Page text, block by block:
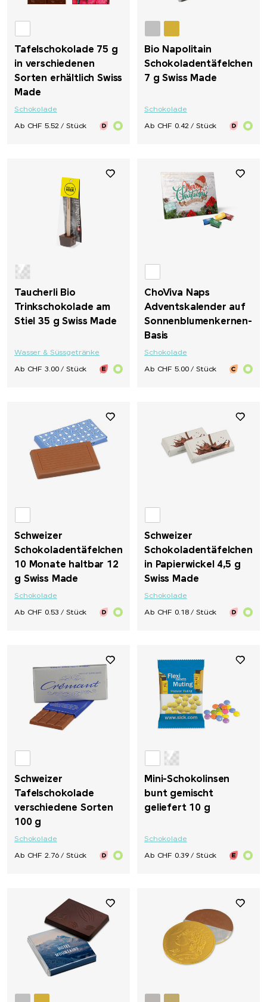
Tafelschokolade 75 g
in verschiedenen
Sorten erhältlich Swiss
Made
Schokolade
Ab CHF 5.52 / Stück
Bio Napolitain
Schokoladentäfelchen
7 g Swiss Made
Schokolade
Ab CHF 0.42 / Stück
Taucherli Bio
Trinkschokolade am
Stiel 35 g Swiss Made
Wasser & Süssgetränke
Ab CHF 3.00 / Stück
ChoViva Naps
Adventskalender auf
Sonnenblumenkernen-
Basis
Schokolade
Ab CHF 5.00 / Stück
Schweizer
Schokoladentäfelchen
10 Monate haltbar 12
g Swiss Made
Schokolade
Ab CHF 0.53 / Stück
Schweizer
Schokoladentäfelchen
in Papierwickel 4,5 g
Swiss Made
Schokolade
Ab CHF 0.18 / Stück
Schweizer
Tafelschokolade
verschiedene Sorten
100 g
Schokolade
Ab CHF 2.76 / Stück
Mini-Schokolinsen
bunt gemischt
geliefert 10 g
Schokolade
Ab CHF 0.39 / Stück